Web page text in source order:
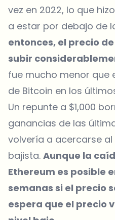
vez en 2022, lo que
a estar por debajo de
entonces, el precio
subir
fue mucho menor que
de Bitcoin en los
Un repunte a $1,000
ganancias de las
volvería a acercarse
bajista. Aunque la
Ethereum es posible
semanas si el precio
espera que el precio